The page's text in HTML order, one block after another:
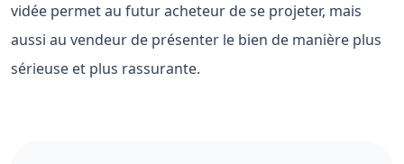
vidée permet au futur acheteur de se projeter, mais
aussi au vendeur de présenter le bien de manière plus
sérieuse et plus rassurante.